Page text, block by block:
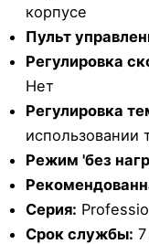
корпусе
Пульт
Регулировка
Нет
Регулировка
использовании
Режим 'без
Серия:
Срок службы: